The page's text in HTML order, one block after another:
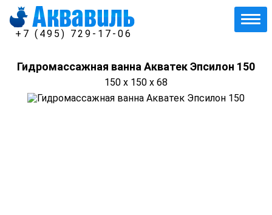
+7 (495) 729-17-06
Гидромассажная ванна Акватек Эпсилон 150
150 x 150 x 68